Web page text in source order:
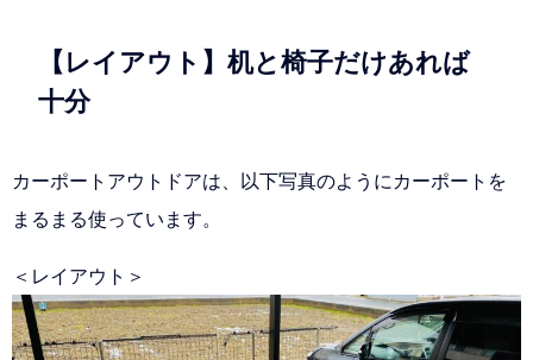
【レイアウト】机と椅子だけあれば
十分
カーポートアウトドアは、以下写真のようにカーポートを
まるまる使っています。
＜レイアウト＞